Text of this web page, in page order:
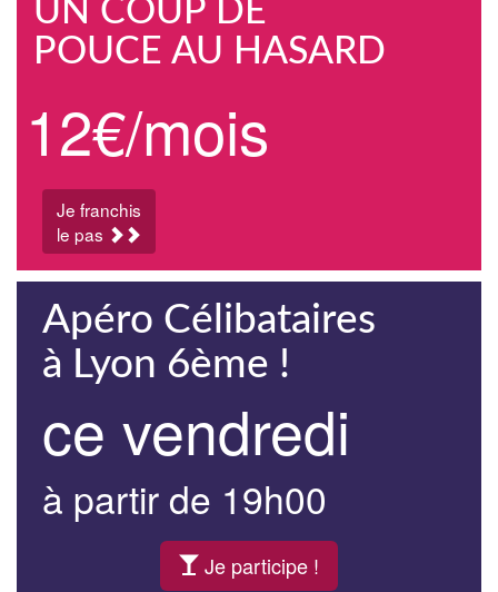
UN COUP DE
POUCE AU HASARD
12€/mois
Je franchis
le pas
Apéro Célibataires
à Lyon 6ème !
ce vendredi
à partir de 19h00
Je participe !